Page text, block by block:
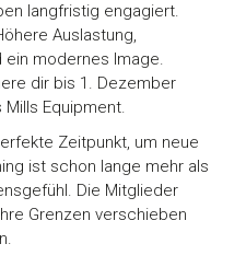
langfristig engagiert.
Auslastung,
ein modernes Image.
dir bis 1. Dezember
Mills Equipment.
Zeitpunkt, um neue
ist schon lange mehr als
Die Mitglieder
Grenzen verschieben